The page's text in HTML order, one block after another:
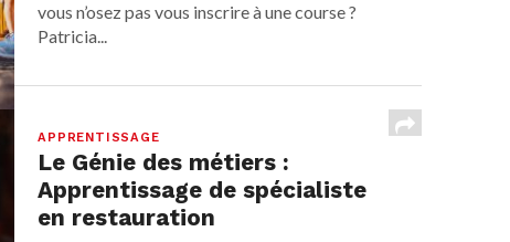
vous n’osez pas vous inscrire à une course ?
Patricia...
APPRENTISSAGE
Le Génie des métiers :
Apprentissage de spécialiste
en restauration